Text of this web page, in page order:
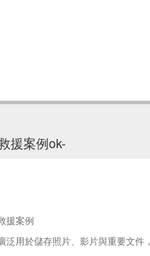
援案例ok-
援案例
泛用於儲存照片、影片與重要文件